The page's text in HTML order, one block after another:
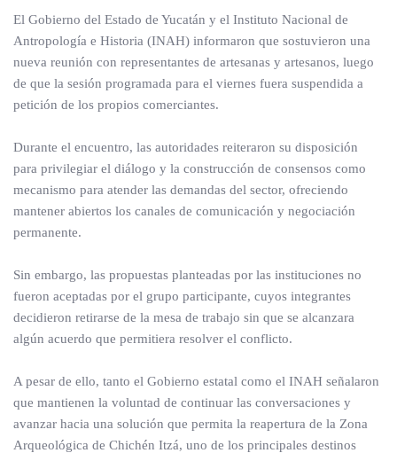
El Gobierno del Estado de Yucatán y el Instituto Nacional de
Antropología e Historia (INAH) informaron que sostuvieron una
nueva reunión con representantes de artesanas y artesanos, luego
de que la sesión programada para el viernes fuera suspendida a
petición de los propios comerciantes.
Durante el encuentro, las autoridades reiteraron su disposición
para privilegiar el diálogo y la construcción de consensos como
mecanismo para atender las demandas del sector, ofreciendo
mantener abiertos los canales de comunicación y negociación
permanente.
Sin embargo, las propuestas planteadas por las instituciones no
fueron aceptadas por el grupo participante, cuyos integrantes
decidieron retirarse de la mesa de trabajo sin que se alcanzara
algún acuerdo que permitiera resolver el conflicto.
A pesar de ello, tanto el Gobierno estatal como el INAH señalaron
que mantienen la voluntad de continuar las conversaciones y
avanzar hacia una solución que permita la reapertura de la Zona
Arqueológica de Chichén Itzá, uno de los principales destinos